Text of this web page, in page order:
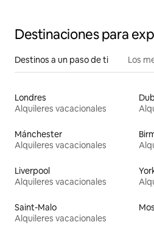
Destinaciones para
Destinos a un paso de ti Los
Londres
Alquileres vacacionales
Mánchester
Alquileres vacacionales
Liverpool
Alquileres vacacionales
Saint-Malo
Alquileres vacacionales